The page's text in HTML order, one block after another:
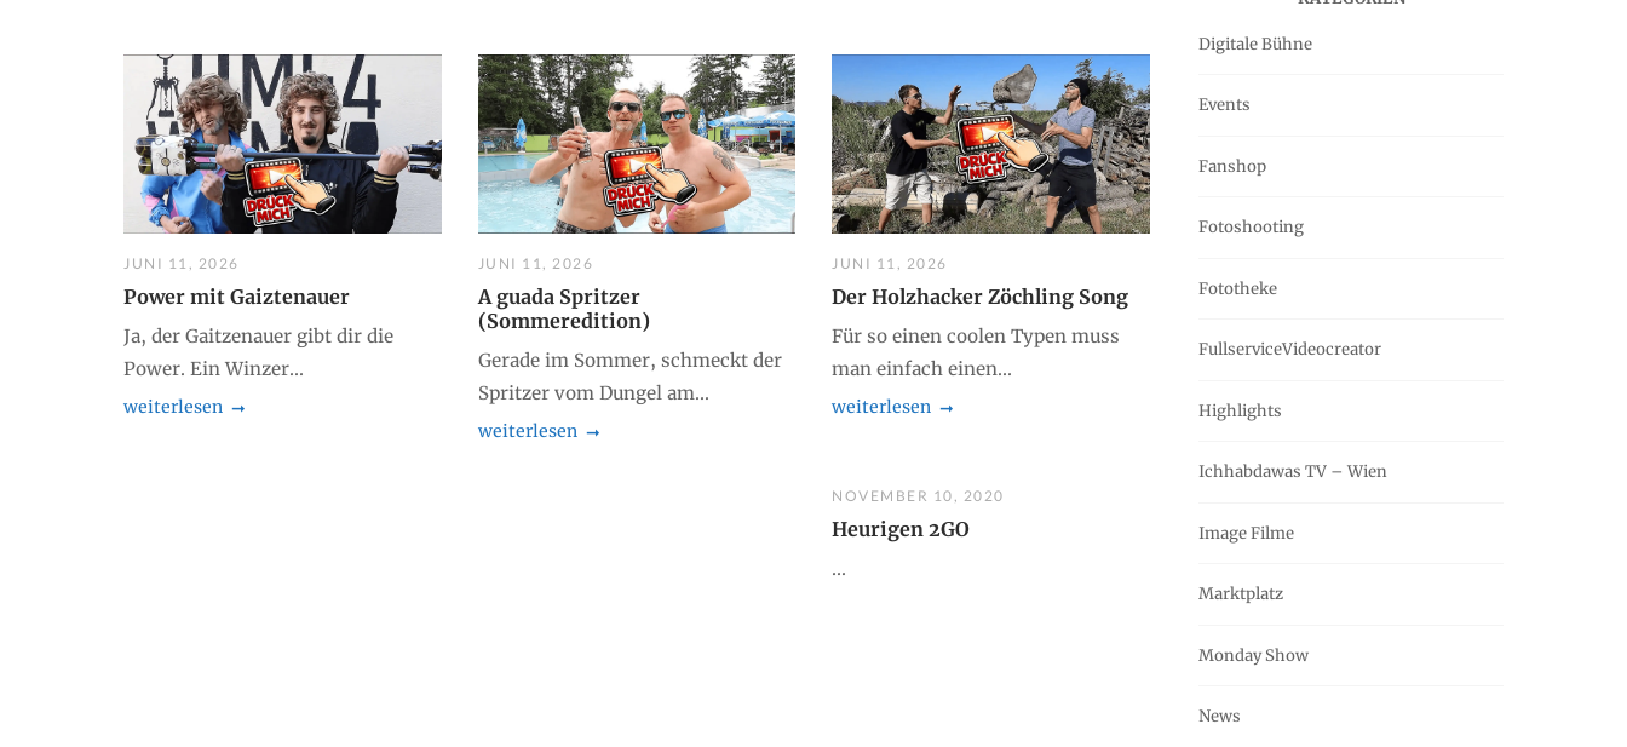
JUNI 11, 2026
Power mit Gaiztenauer
Ja, der Gaitzenauer gibt dir die
Power. Ein Winzer...
weiterlesen
JUNI 11, 2026
A guada Spritzer
(Sommeredition)
Gerade im Sommer, schmeckt der
Spritzer vom Dungel am...
weiterlesen
JUNI 11, 2026
Der Holzhacker Zöchling Song
Für so einen coolen Typen muss
man einfach einen...
weiterlesen
NOVEMBER 10, 2020
Heurigen 2GO
...
Digitale Bühne
Events
Fanshop
Fotoshooting
Fototheke
FullserviceVideocreator
Highlights
Ichhabdawas TV – Wien
Image Filme
Marktplatz
Monday Show
News